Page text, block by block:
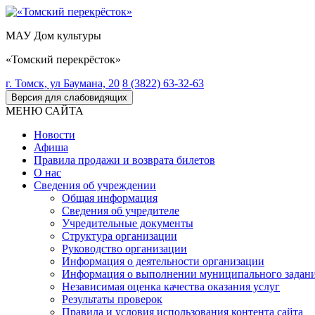
МАУ Дом культуры
«Томский перекрёсток»
г. Томск, ул Баумана, 20 8 (3822) 63-32-63
Версия для слабовидящих
МЕНЮ САЙТА
Новости
Афиша
Правила продажи и возврата билетов
О нас
Сведения об учреждении
Общая информация
Сведения об учредителе
Учредительные документы
Структура организации
Руководство организации
Информация о деятельности организации
Информация о выполнении муниципального
Независимая оценка качества оказания услуг
Результаты проверок
Правила и условия использования контента сайта